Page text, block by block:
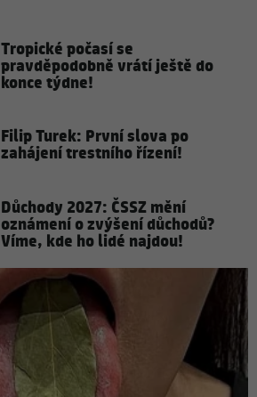
Tropické počasí se
pravděpodobně vrátí ještě do
konce týdne!
Filip Turek: První slova po
zahájení trestního řízení!
Důchody 2027: ČSSZ mění
oznámení o zvýšení důchodů?
Víme, kde ho lidé najdou!